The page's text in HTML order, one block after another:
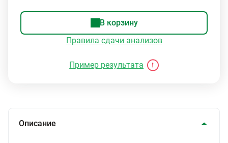
В корзину
Правила сдачи анализов
Пример результата
Описание